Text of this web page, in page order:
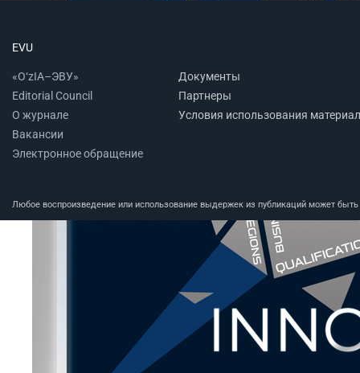
EVU
«O‘zIA–ЭВУ»
Editorial Council
О журнале
Вакансии
Электронное обращение
Документы
Партнеры
Условия использования
Любое воспроизведение или использование выдержек из публикаций может